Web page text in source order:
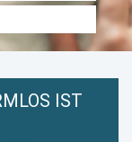
IST